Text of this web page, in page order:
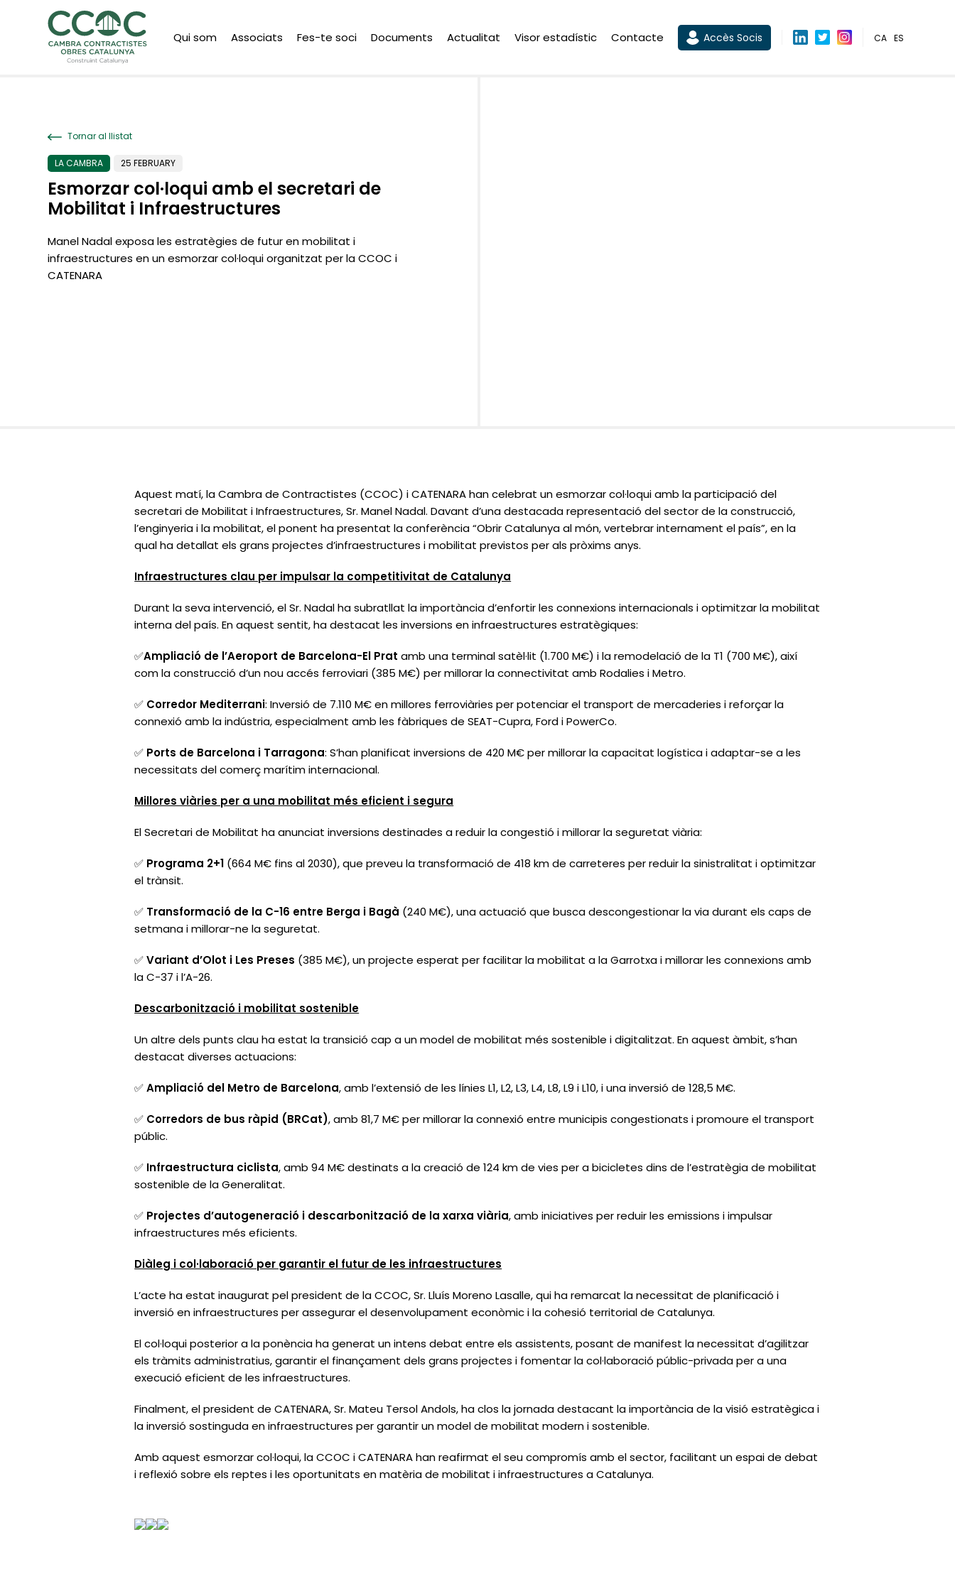
Qui som Associats Fes-te soci Documents Actualitat Visor estadístic Contacte Accès Socis CA ES
Tornar al llistat
LA CAMBRA 25 FEBRUARY
Esmorzar col·loqui amb el secretari de
Mobilitat i Infraestructures
Manel Nadal exposa les estratègies de futur en mobilitat i
infraestructures en un esmorzar col·loqui organitzat per la CCOC i
CATENARA
Aquest matí, la Cambra de Contractistes (CCOC) i CATENARA han celebrat un esmorzar col·loqui amb la participació del
secretari de Mobilitat i Infraestructures, Sr. Manel Nadal. Davant d’una destacada representació del sector de la construcció,
l’enginyeria i la mobilitat, el ponent ha presentat la conferència “Obrir Catalunya al món, vertebrar internament el país”, en la
qual ha detallat els grans projectes d’infraestructures i mobilitat previstos per als pròxims anys.
Infraestructures clau per impulsar la competitivitat de Catalunya
Durant la seva intervenció, el Sr. Nadal ha subratllat la importància d’enfortir les connexions internacionals i optimitzar la mobilitat
interna del país. En aquest sentit, ha destacat les inversions en infraestructures estratègiques:
✅Ampliació de l’Aeroport de Barcelona-El Pratamb una terminal satèl·lit (1.700 M€) i la remodelació de la T1 (700 M€), així
com la construcció d’un nou accés ferroviari (385 M€) per millorar la connectivitat amb Rodalies i Metro.
✅ Corredor Mediterrani: Inversió de 7.110 M€ en millores ferroviàries per potenciar el transport de mercaderies i reforçar la
connexió amb la indústria, especialment amb les fàbriques de SEAT-Cupra, Ford i PowerCo.
✅ Ports de Barcelona i Tarragona: S’han planificat inversions de 420 M€ per millorar la capacitat logística i adaptar-se a les
necessitats del comerç marítim internacional.
Millores viàries per a una mobilitat més eficient i segura
El Secretari de Mobilitat ha anunciat inversions destinades a reduir la congestió i millorar la seguretat viària:
✅ Programa 2+1 (664 M€ fins al 2030), que preveu la transformació de 418 km de carreteres per reduir la sinistralitat i optimitzar
el trànsit.
✅ Transformació de la C-16 entre Berga i Bagà (240 M€), una actuació que busca descongestionar la via durant els caps de
setmana i millorar-ne la seguretat.
✅Variant d’Olot i Les Preses (385 M€), un projecte esperat per facilitar la mobilitat a la Garrotxa i millorar les connexions amb
la C-37 i l’A-26.
Descarbonització i mobilitat sostenible
Un altre dels punts clau ha estat la transició cap a un model de mobilitat més sostenible i digitalitzat. En aquest àmbit, s’han
destacat diverses actuacions:
✅Ampliació del Metro de Barcelona, amb l’extensió de les línies L1, L2, L3, L4, L8, L9 i L10, i una inversió de 128,5 M€.
✅ Corredors de bus ràpid (BRCat), amb 81,7 M€ per millorar la connexió entre municipis congestionats i promoure el transport
públic.
✅ Infraestructura ciclista, amb 94 M€ destinats a la creació de 124 km de vies per a bicicletes dins de l’estratègia de mobilitat
sostenible de la Generalitat.
✅ Projectes d’autogeneració i descarbonització de la xarxa viària, amb iniciatives per reduir les emissions i impulsar
infraestructures més eficients.
Diàleg i col·laboració per garantir el futur de les infraestructures
L’acte ha estat inaugurat pel president de la CCOC, Sr. Lluís Moreno Lasalle, qui ha remarcat la necessitat de planificació i
inversió en infraestructures per assegurar el desenvolupament econòmic i la cohesió territorial de Catalunya.
El col·loqui posterior a la ponència ha generat un intens debat entre els assistents, posant de manifest la necessitat d’agilitzar
els tràmits administratius, garantir el finançament dels grans projectes i fomentar la col·laboració públic-privada per a una
execució eficient de les infraestructures.
Finalment, el president de CATENARA, Sr. Mateu Tersol Andols, ha clos la jornada destacant la importància de la visió estratègica i
la inversió sostinguda en infraestructures per garantir un model de mobilitat modern i sostenible.
Amb aquest esmorzar col·loqui, la CCOC i CATENARA han reafirmat el seu compromís amb el sector, facilitant un espai de debat
i reflexió sobre els reptes i les oportunitats en matèria de mobilitat i infraestructures a Catalunya.